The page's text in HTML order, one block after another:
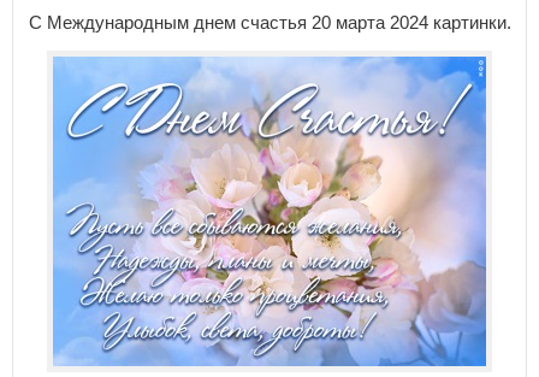
С Международным днем счастья 20 марта 2024 картинки.